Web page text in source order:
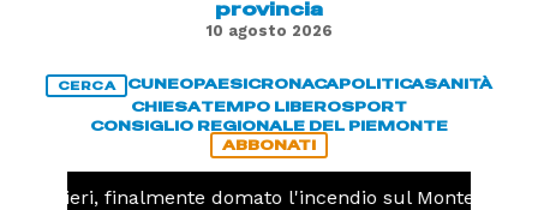
provincia
10 agosto 2026
CERCA CUNEOPAESICRONACAPOLITICASANITÀ
CHIESATEMPO LIBEROSPORT
CONSIGLIO REGIONALE DEL PIEMONTE
ABBONATI
Valdieri, finalmente domato l'incendio sul Monte Piastra